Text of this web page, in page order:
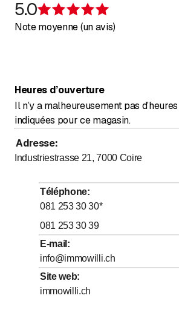
5.0
Note moyenne (un avis)
Heures d’ouverture
Il n’y a malheureusement pas
indiquées pour ce magasin.
Adresse:
Industriestrasse 21, 7000 Coire
Téléphone:
081 253 30 30*
081 253 30 39
E-mail :
info@immowilli.ch
Site web:
immowilli.ch